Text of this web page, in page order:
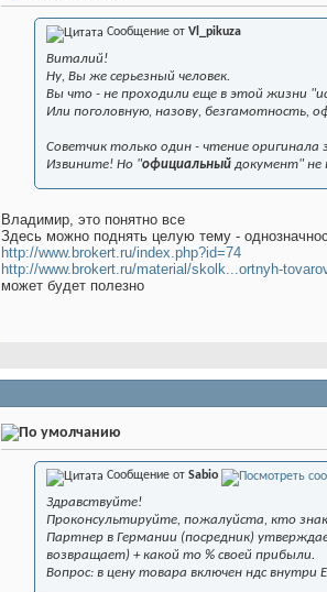
Сообщение от Vl_pikuza
Виталий!
Ну, Вы же серьезный человек.
Вы что - не проходили еще в этой жизни
Или поголовную, назову, безгамотность,
Советчик только один - чтение
Извините! Но "официальный документ" не
Владимир, это понятно все
Здесь можно поднять целую тему -
http://www.brokert.ru/index.php?id=74
http://www.brokert.ru/material/skolk...ortnyh-
может будет полезно
Сообщение от Sabio
Здравствуйте!
Проконсультируйте, пожалуйста, кто
Партнер в Германии (посредник)
возвращает) + какой то % своей прибыли.
Вопрос: в цену товара включен ндс